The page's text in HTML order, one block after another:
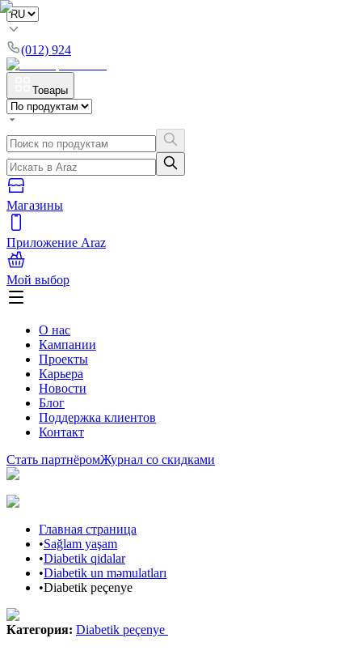
(012) 924
Товары
Магазины
Приложение Araz
Мой выбор
О нас
Кампании
Проекты
Карьера
Новости
Блог
Поддержка клиентов
Контакт
Стать партнёромЖурнал со скидками
Главная страница
•Sağlam yaşam
•Diabetik qidalar
•Diabetik un məmulatları
•Diabetik peçenye
Категория: Diabetik peçenye